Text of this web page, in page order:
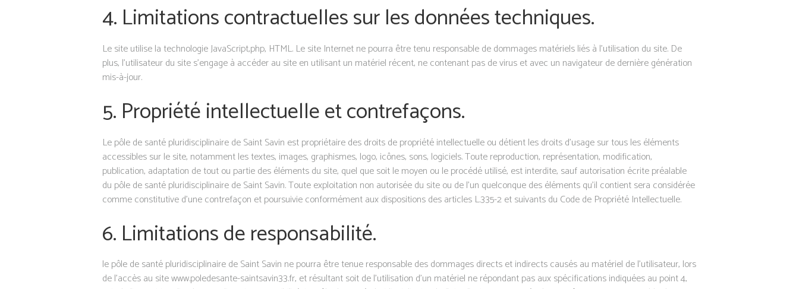
4. Limitations contractuelles sur les données techniques.
Le site utilise la technologie JavaScript,php, HTML. Le site Internet ne pourra être tenu responsable de dommages matériels liés à l’utilisation du site. De
plus, l’utilisateur du site s’engage à accéder au site en utilisant un matériel récent, ne contenant pas de virus et avec un navigateur de dernière génération
mis-à-jour.
5. Propriété intellectuelle et contrefaçons.
Le pôle de santé pluridisciplinaire de Saint Savin est propriétaire des droits de propriété intellectuelle ou détient les droits d’usage sur tous les éléments
accessibles sur le site, notamment les textes, images, graphismes, logo, icônes, sons, logiciels. Toute reproduction, représentation, modification,
publication, adaptation de tout ou partie des éléments du site, quel que soit le moyen ou le procédé utilisé, est interdite, sauf autorisation écrite préalable
du pôle de santé pluridisciplinaire de Saint Savin. Toute exploitation non autorisée du site ou de l’un quelconque des éléments qu’il contient sera considérée
comme constitutive d’une contrefaçon et poursuivie conformément aux dispositions des articles L.335-2 et suivants du Code de Propriété Intellectuelle.
6. Limitations de responsabilité.
le pôle de santé pluridisciplinaire de Saint Savin ne pourra être tenue responsable des dommages directs et indirects causés au matériel de l’utilisateur, lors
de l’accès au site www.poledesante-saintsavin33.fr, et résultant soit de l’utilisation d’un matériel ne répondant pas aux spécifications indiquées au point 4,